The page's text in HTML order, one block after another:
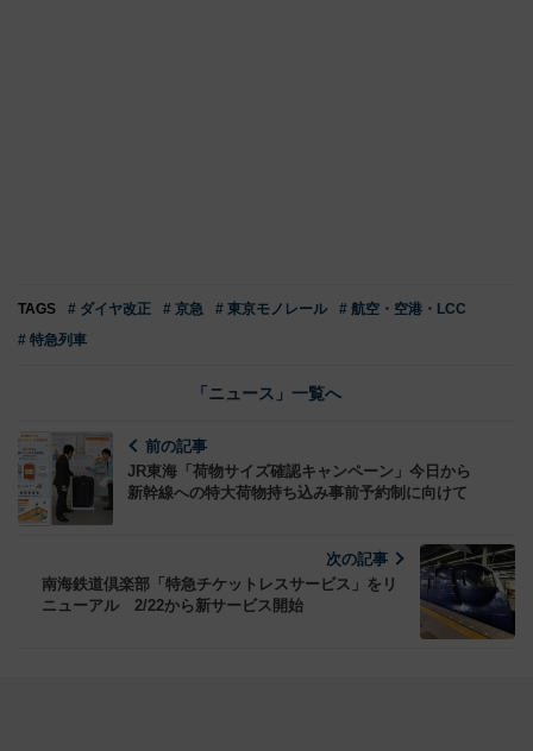
TAGS # ダイヤ改正 # 京急 # 東京モノレール
# 航空・空港・LCC
# 特急列車
「ニュース」一覧へ
前の記事
JR東海「荷物サイズ確認キャンペーン」今日から
新幹線への特大荷物持ち込み事前予約制に向けて
次の記事
南海鉄道倶楽部「特急チケットレスサービス」をリ
ニューアル 2/22から新サービス開始